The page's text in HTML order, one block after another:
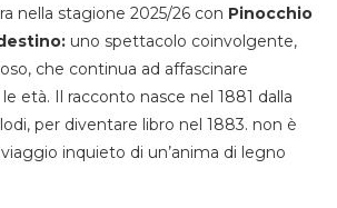
nella stagione 2025/26 con Pinocchio
uno spettacolo coinvolgente,
che continua ad affascinare
età. Il racconto nasce nel 1881 dalla
per diventare libro nel 1883. non è
inquieto di un’anima di legno